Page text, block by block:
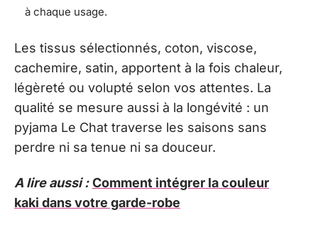
à chaque usage.
Les tissus sélectionnés, coton, viscose,
cachemire, satin, apportent à la fois chaleur,
légèreté ou volupté selon vos attentes. La
qualité se mesure aussi à la longévité : un
pyjama Le Chat traverse les saisons sans
perdre ni sa tenue ni sa douceur.
A lire aussi : Comment intégrer la couleur
kaki dans votre garde-robe